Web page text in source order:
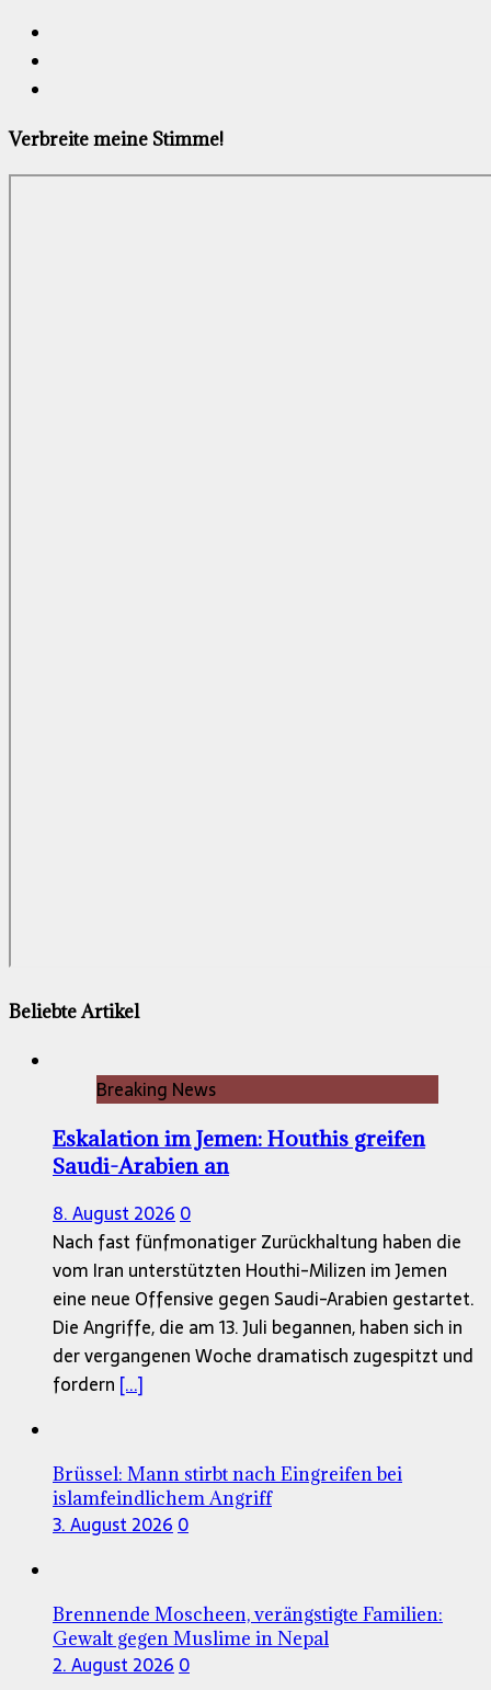
Verbreite meine Stimme!
Beliebte Artikel
Breaking News
Eskalation im Jemen: Houthis greifen
Saudi-Arabien an
8. August 20260
Nach fast fünfmonatiger Zurückhaltung haben die
vom Iran unterstützten Houthi-Milizen im Jemen
eine neue Offensive gegen Saudi-Arabien gestartet.
Die Angriffe, die am 13. Juli begannen, haben sich in
der vergangenen Woche dramatisch zugespitzt und
fordern [...]
Brüssel: Mann stirbt nach Eingreifen bei
islamfeindlichem Angriff
3. August 20260
Brennende Moscheen, verängstigte Familien:
Gewalt gegen Muslime in Nepal
2. August 20260